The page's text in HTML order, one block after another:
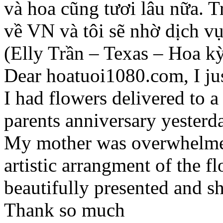
và hoa cũng tươi lâu nữa.
về VN và tôi sẽ nhờ dịch
(Elly Trần – Texas – Hoa
Dear hoatuoi1080.com, I
I had flowers delivered to
parents anniversary
My mother was
artistic arrangment of the
beautifully presented and
Thank so much